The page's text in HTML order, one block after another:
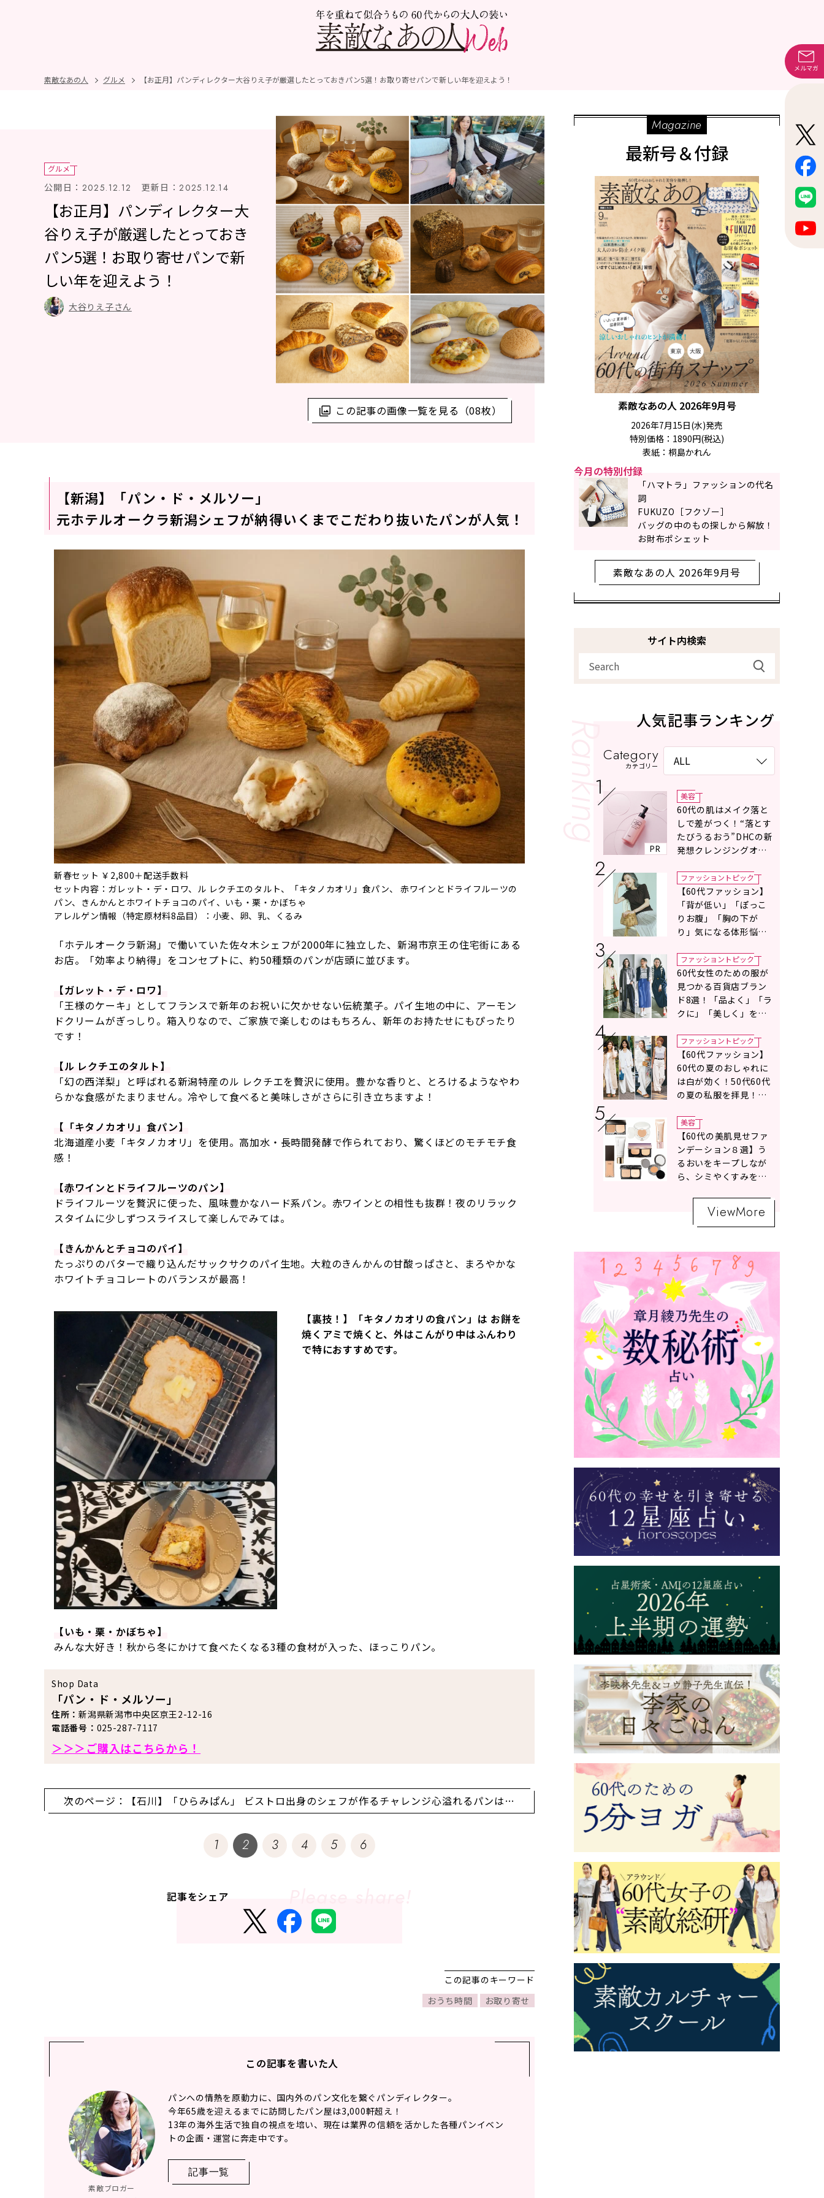
素敵なあの人 グルメ 【お正月】パンディレクター大谷りえ子が厳選したとっておきパン5選！お取り寄せパンで新しい年を迎えよう！
この記事の画像一覧を見る（08枚）
グルメ
公開日： 2025.12.12 更新日：2025.12.14
【お正月】パンディレクター大
谷りえ子が厳選したとっておき
パン5選！お取り寄せパンで新
しい年を迎えよう！
大谷りえ子さん
【新潟】「パン・ド・メルソー」
元ホテルオークラ新潟シェフが納得いくまでこだわり抜いたパンが人気！
新春セット ￥2,800＋配送手数料
セット内容：ガレット・デ・ロワ、ル レクチエのタルト、「キタノカオリ」食パン、 赤ワインとドライフルーツの
パン、きんかんとホワイトチョコのパイ、いも・栗・かぼちゃ
アレルゲン情報（特定原材料8品目）：小麦、卵、乳、くるみ
「ホテルオークラ新潟」で働いていた佐々木シェフが2000年に独立した、新潟市京王の住宅街にある
お店。「効率より納得」をコンセプトに、約50種類のパンが店頭に並びます。
【ガレット・デ・ロワ】
「王様のケーキ」としてフランスで新年のお祝いに欠かせない伝統菓子。パイ生地の中に、アーモン
ドクリームがぎっしり。箱入りなので、ご家族で楽しむのはもちろん、新年のお持たせにもぴったり
です！
【ル レクチエのタルト】
「幻の西洋梨」と呼ばれる新潟特産のル レクチエを贅沢に使用。豊かな香りと、とろけるようなやわ
らかな食感がたまりません。冷やして食べると美味しさがさらに引き立ちますよ！
【「キタノカオリ」食パン】
北海道産小麦「キタノカオリ」を使用。高加水・長時間発酵で作られており、驚くほどのモチモチ食
感！
【赤ワインとドライフルーツのパン】
ドライフルーツを贅沢に使った、風味豊かなハード系パン。赤ワインとの相性も抜群！夜のリラック
スタイムに少しずつスライスして楽しんでみては。
【きんかんとチョコのパイ】
たっぷりのバターで織り込んだサックサクのパイ生地。大粒のきんかんの甘酸っぱさと、まろやかな
ホワイトチョコレートのバランスが最高！
【裏技！】「キタノカオリの食パン」は お餅を
焼くアミで焼くと、外はこんがり中はふんわり
で特におすすめです。
【いも・栗・かぼちゃ】
みんな大好き！秋から冬にかけて食べたくなる3種の食材が入った、ほっこりパン。
Shop Data
「パン・ド・メルソー」
住所：新潟県新潟市中央区京王2-12-16
電話番号： 025-287-7117
＞＞＞ご購入はこちらから！
次のページ：【石川】「ひらみぱん」 ビストロ出身のシェフが作るチャレンジ心溢れるパンは飽
きがこない斬新さ！
1 2 3 4 5 6
記事をシェア
この記事のキーワード
おうち時間
お取り寄せ
この記事を書いた人
素敵ブロガー
パンへの情熱を原動力に、国内外のパン文化を繋ぐパンディレクター。
今年65歳を迎えるまでに訪問したパン屋は3,000軒超え！
13年の海外生活で独自の視点を培い、現在は業界の信頼を活かした各種パンイベン
トの企画・運営に奔走中です。
記事一覧
Magazine
最新号＆付録
素敵なあの人 2026年9月号
2026年7月15日(水)発売
特別価格：1890円(税込)
表紙：桐島かれん
今月の特別付録
「ハマトラ」ファッションの代名
詞
FUKUZO［フクゾー］
バッグの中のもの探しから解放！
お財布ポシェット
素敵なあの人 2026年9月号
サイト内検索
人気記事ランキング
Category
カテゴリー
PR
美容
60代の肌はメイク落と
しで差がつく！“落とす
たびうるおう”DHCの新
発想クレンジングオイ
ファッショントピック
【60代ファッション】
「背が低い」「ぽっこ
りお腹」「胸の下が
り」気になる体形悩み
の選び方〉をスタイリ
スト地曳いく子さんが
アドバイス！
ファッショントピック
60代女性のための服が
見つかる百貨店ブラン
ド8選！「品よく」「ラ
クに」「美しく」を叶
ファッショントピック
【60代ファッション】
60代の夏のおしゃれに
は白が効く！50代60代
の夏の私服を拝見！白
の魔術】
美容
【60代の美肌見せファ
ンデーション８選】う
るおいをキープしなが
ら、シミやくすみをナ
ViewMore
メルマガ